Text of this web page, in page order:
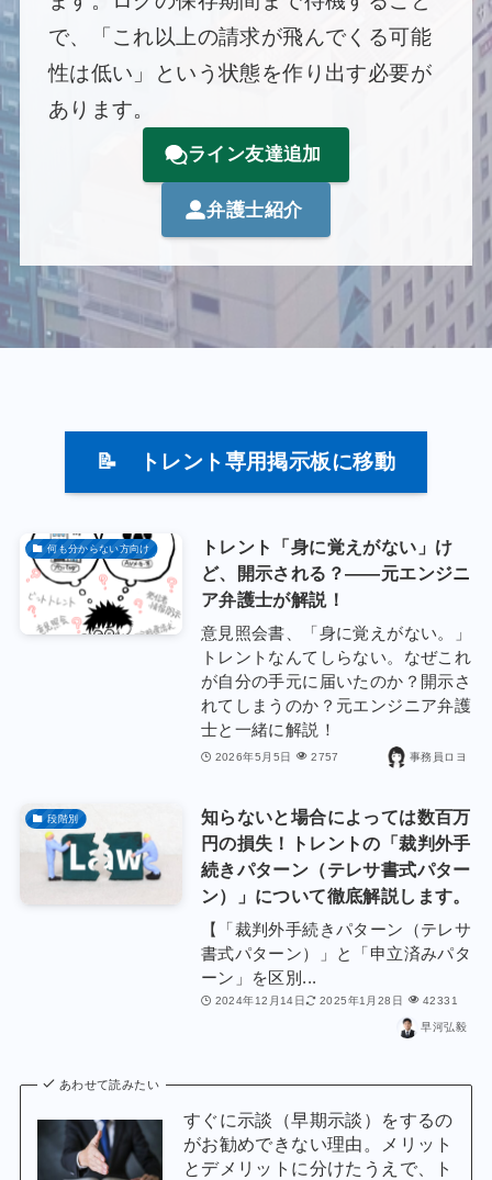
で、「これ以上の請求が飛んでくる可能
性は低い」という状態を作り出す必要が
あります。
ライン友達追加
弁護士紹介
📝 トレント専用掲示板に移動
何も分からない方向け
トレント「身に覚えがない」け
ど、開示される？——元エンジニ
ア弁護士が解説！
意見照会書、「身に覚えがない。」
トレントなんてしらない。なぜこれ
が自分の手元に届いたのか？開示さ
れてしまうのか？元エンジニア弁護
士と一緒に解説！
2026年5月5日 2757 事務員ロヨ
段階別
知らないと場合によっては数百万
円の損失！トレントの「裁判外手
続きパターン（テレサ書式パター
ン）」について徹底解説します。
【「裁判外手続きパターン（テレサ
書式パターン）」と「申立済みパタ
ーン」を区別...
2024年12月14日 2025年1月28日 42331
早河弘毅
あわせて読みたい
すぐに示談（早期示談）をするの
がお勧めできない理由。メリット
とデメリットに分けたうえで、ト